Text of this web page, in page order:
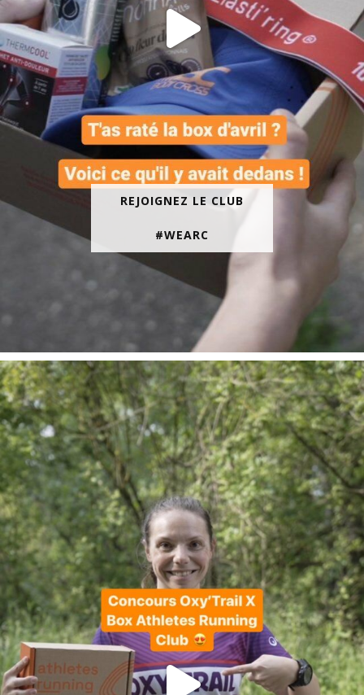
REJOIGNEZ LE CLUB
#WEARC
En juin, on te motive à courir encore